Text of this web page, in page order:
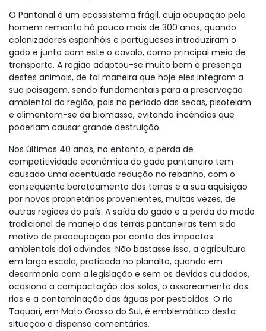
O Pantanal é um ecossistema frágil, cuja ocupação pelo
homem remonta há pouco mais de 300 anos, quando
colonizadores espanhóis e portugueses introduziram o
gado e junto com este o cavalo, como principal meio de
transporte. A região adaptou-se muito bem à presença
destes animais, de tal maneira que hoje eles integram a
sua paisagem, sendo fundamentais para a preservação
ambiental da região, pois no período das secas, pisoteiam
e alimentam-se da biomassa, evitando incêndios que
poderiam causar grande destruição.
Nos últimos 40 anos, no entanto, a perda de
competitividade econômica do gado pantaneiro tem
causado uma acentuada redução no rebanho, com o
consequente barateamento das terras e a sua aquisição
por novos proprietários provenientes, muitas vezes, de
outras regiões do país. A saída do gado e a perda do modo
tradicional de manejo das terras pantaneiras tem sido
motivo de preocupação por conta dos impactos
ambientais daí advindos. Não bastasse isso, a agricultura
em larga escala, praticada no planalto, quando em
desarmonia com a legislação e sem os devidos cuidados,
ocasiona a compactação dos solos, o assoreamento dos
rios e a contaminação das águas por pesticidas. O rio
Taquari, em Mato Grosso do Sul, é emblemático desta
situação e dispensa comentários.